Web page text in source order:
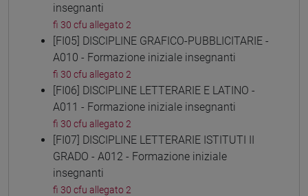
insegnanti
fi 30 cfu allegato 2
[FI05] DISCIPLINE GRAFICO-PUBBLICITARIE -
A010 - Formazione iniziale insegnanti
fi 30 cfu allegato 2
[FI06] DISCIPLINE LETTERARIE E LATINO -
A011 - Formazione iniziale insegnanti
fi 30 cfu allegato 2
[FI07] DISCIPLINE LETTERARIE ISTITUTI II
GRADO - A012 - Formazione iniziale
insegnanti
fi 30 cfu allegato 2